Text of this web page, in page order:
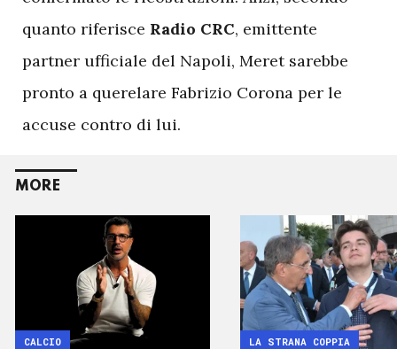
quanto riferisce Radio CRC, emittente
partner ufficiale del Napoli, Meret sarebbe
pronto a querelare Fabrizio Corona per le
accuse contro di lui.
MORE
CALCIO LA STRANA COPPIA